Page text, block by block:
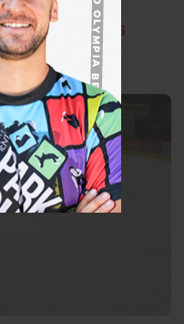
trénuje s
Fotbal